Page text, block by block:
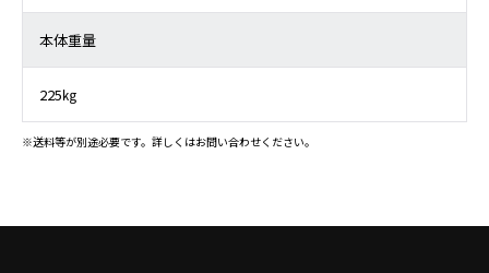
本体重量
225㎏
※送料等が別途必要です。詳しくはお問い合わせください。